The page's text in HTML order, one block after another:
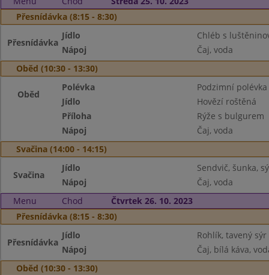
Přesnídávka (8:15 - 8:30)
Přesnídávka
Jídlo
Chléb s
Nápoj
Čaj, voda
Oběd (10:30 - 13:30)
Oběd
Polévka
Podzimní
Jídlo
Hovězí roštěná
Příloha
Rýže s bulgurem
Nápoj
Čaj, voda
Svačina (14:00 - 14:15)
Svačina
Jídlo
Sendvič, šunka,
Nápoj
Čaj, voda
Menu
Chod
Čtvrtek 26. 10. 2023
Přesnídávka (8:15 - 8:30)
Přesnídávka
Jídlo
Rohlík, tavený sýr
Nápoj
Čaj, bílá káva,
Oběd (10:30 - 13:30)